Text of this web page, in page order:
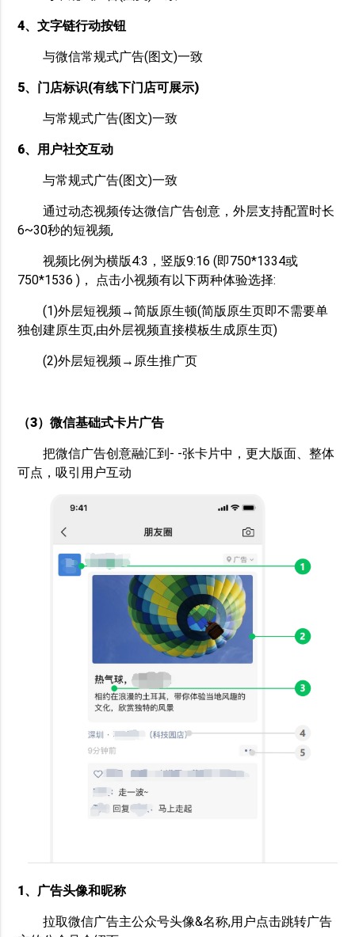
4、文字链行动按钮
与微信常规式广告(图文)一致
5、门店标识(有线下门店可展示)
与常规式广告(图文)一致
6、用户社交互动
与常规式广告(图文)一致
通过动态视频传达微信广告创意，外层支持配置时长
6~30秒的短视频,
视频比例为横版4:3，竖版9:16 (即750*1334或
750*1536 )， 点击小视频有以下两种体验选择:
(1)外层短视频→简版原生顿(简版原生页即不需要单
独创建原生页,由外层视频直接模板生成原生页)
(2)外层短视频→原生推广页
（3）微信基础式卡片广告
把微信广告创意融汇到- -张卡片中，更大版面、整体
可点，吸引用户互动
1、广告头像和昵称
拉取微信广告主公众号头像&名称,用户点击跳转广告